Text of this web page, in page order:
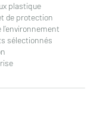
plastique
de protection
sélectionnés